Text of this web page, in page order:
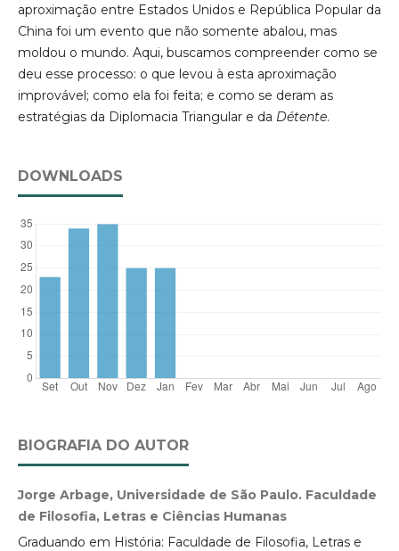
aproximação entre Estados Unidos e República Popular da
China foi um evento que não somente abalou, mas
moldou o mundo. Aqui, buscamos compreender como se
deu esse processo: o que levou à esta aproximação
improvável; como ela foi feita; e como se deram as
estratégias da Diplomacia Triangular e da Détente.
DOWNLOADS
BIOGRAFIA DO AUTOR
Jorge Arbage, Universidade de São Paulo. Faculdade
de Filosofia, Letras e Ciências Humanas
Graduando em História: Faculdade de Filosofia, Letras e